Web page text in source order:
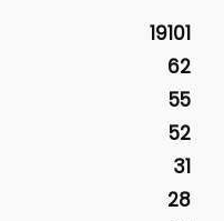
19101
62
55
52
31
28